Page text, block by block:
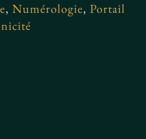
,Numérologie,Portail